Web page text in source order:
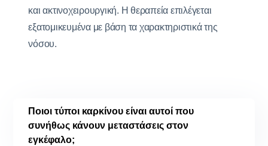
και ακτινοχειρουργική. Η θεραπεία επιλέγεται
εξατομικευμένα με βάση τα χαρακτηριστικά της
νόσου.
Ποιοι τύποι καρκίνου είναι αυτοί που
συνήθως κάνουν μεταστάσεις στον
εγκέφαλο;